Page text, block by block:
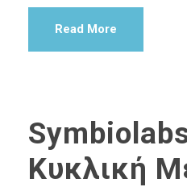
Read More
Κυκλική